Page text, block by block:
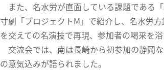
また、名水労が直面している課題である
寸劇「プロジェクトM」で紹介し、名水労
を交えての名演技で再現、参加者の喝采を浴
交流会では、南は長崎から初参加の静岡
の意気込みが語られました。